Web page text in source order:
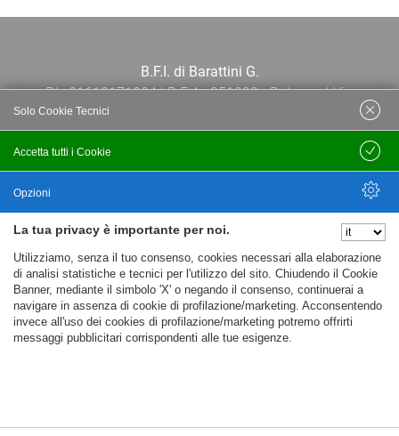
B.F.I. di Barattini G.
P.I.: 01613171204 | R.E.A.: 351290 - Bologna | Via
Po 13E, 40139, Bologna | Telefono: 051
444638 | Email: bfi@bfi.bo.it
Privacy policy
Cookie policy
La tua privacy è importante per noi.
Utilizziamo, senza il tuo consenso, cookies necessari alla elaborazione
di analisi statistiche e tecnici per l'utilizzo del sito. Chiudendo il Cookie
Banner, mediante il simbolo 'X' o negando il consenso, continuerai a
navigare in assenza di cookie di profilazione/marketing. Acconsentendo
invece all'uso dei cookies di profilazione/marketing potremo offrirti
messaggi pubblicitari corrispondenti alle tue esigenze.
Accetta tutti i Cookie
Solo Cookie Tecnici
Salva
Opzioni
Nascondi Opzioni